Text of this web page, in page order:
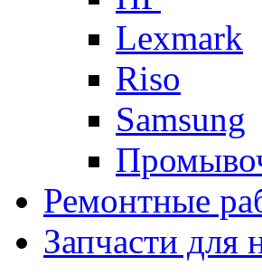
Lexmark
Riso
Samsung
Ремонтные
Запчасти для